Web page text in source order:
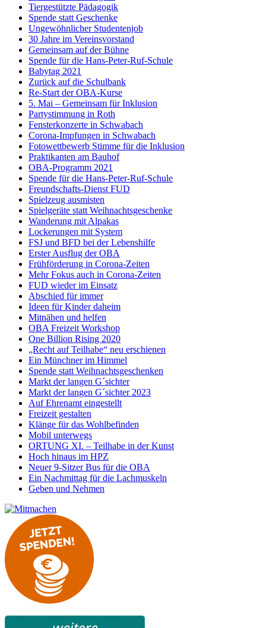
Tiergestützte Pädagogik
Spende statt Geschenke
Ungewöhnlicher Studentenjob
30 Jahre im Vereinsvorstand
Gemeinsam auf der Bühne
Spende für die Hans-Peter-Ruf-Schule
Babytag 2021
Zurück auf die Schulbank
Re-Start der OBA-Kurse
5. Mai – Gemeinsam für Inklusion
Partystimmung in Roth
Fensterkonzerte in Schwabach
Corona-Impfungen in Schwabach
Fotowettbewerb Stimme für die Inklusion
Praktikanten am Bauhof
OBA-Programm 2021
Spende für die Hans-Peter-Ruf-Schule
Freundschafts-Dienst FUD
Spielzeug ausmisten
Spielgeräte statt Weihnachtsgeschenke
Wanderung mit Alpakas
Lockerungen mit System
FSJ und BFD bei der Lebenshilfe
Erster Ausflug der OBA
Frühförderung in Corona-Zeiten
Mehr Fokus auch in Corona-Zeiten
FUD wieder im Einsatz
Abschied für immer
Ideen für Kinder daheim
Mitnähen und helfen
OBA Freizeit Workshop
One Billion Rising 2020
„Recht auf Teilhabe“ neu erschienen
Ein Münchner im Himmel
Spende statt Weihnachtsgeschenken
Markt der langen G´sichter
Markt der langen G´sichter 2023
Auf Ehrenamt eingestellt
Freizeit gestalten
Klänge für das Wohlbefinden
Mobil unterwegs
ORTUNG XI. – Teilhabe in der Kunst
Hoch hinaus im HPZ
Neuer 9-Sitzer Bus für die OBA
Ein Nachmittag für die Lachmuskeln
Geben und Nehmen